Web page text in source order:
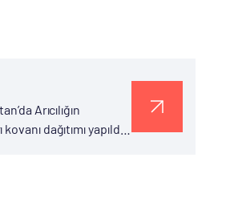
Arıcılığın
dağıtımı yapıldı.